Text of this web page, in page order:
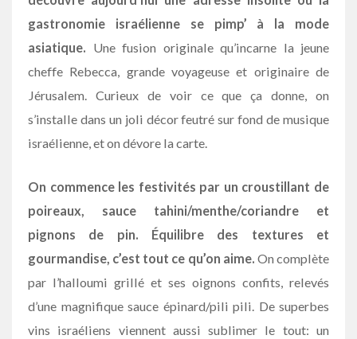
gastronomie israélienne se pimp’ à la mode
asiatique. Une fusion originale qu’incarne la jeune
cheffe Rebecca, grande voyageuse et originaire de
Jérusalem. Curieux de voir ce que ça donne, on
s’installe dans un joli décor feutré sur fond de musique
israélienne, et on dévore la carte.
On commence les festivités par un croustillant de
poireaux, sauce tahini/menthe/coriandre et
pignons de pin. Équilibre des textures et
gourmandise, c’est tout ce qu’on aime. On complète
par l’halloumi grillé et ses oignons confits, relevés
d’une magnifique sauce épinard/pili pili. De superbes
vins israéliens viennent aussi sublimer le tout: un